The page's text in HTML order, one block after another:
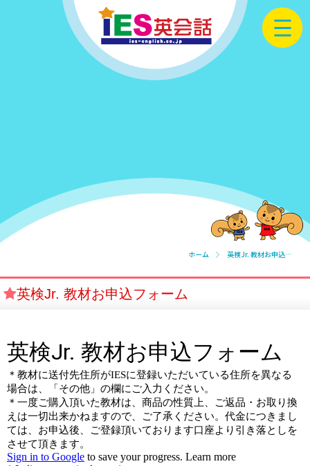
ホーム 英検Jr. 教材お申込フォーム
英検Jr. 教材お申込フォーム